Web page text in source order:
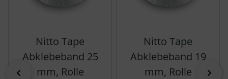
zurück
Nitto Tape
Abklebeband 25
mm, Rolle
Nitto Tape
Abklebeband 19
mm, Rolle